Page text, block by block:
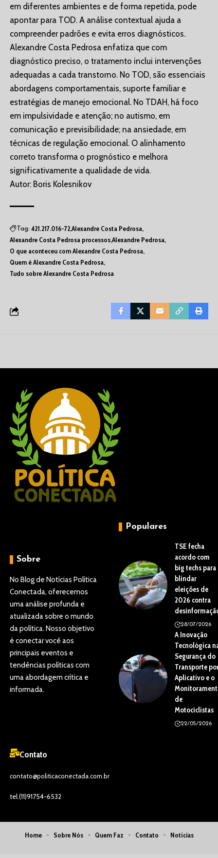
em diferentes ambientes e de forma repetida, pode
apontar para TOD. A análise contextual ajuda a
compreender padrões e evita erros diagnósticos.
Alexandre Costa Pedrosa enfatiza que com
diagnóstico preciso, o tratamento inclui intervenções
adequadas a cada transtorno. No TOD, são essenciais
abordagens comportamentais, suporte familiar e
estratégias de manejo emocional. No TDAH, há foco
em impulsividade e atenção; no autismo, em
comunicação e previsibilidade; na ansiedade, em
técnicas de regulação emocional. O alinhamento
correto transforma o prognóstico e melhora
significativamente a qualidade de vida.
Autor: Boris Kolesnikov
Tag: 421.217.016-72Alexandre Costa Pedrosa
Alexandre Costa Pedrosa processosAlexandre Pedrosa
O que aconteceu com Alexandre Costa Pedrosa
Quem é Alexandre Costa Pedrosa
Tudo sobre Alexandre Costa Pedrosa
Sobre
No Blog de Notícias Política
Conectada, oferecemos
uma análise profunda e
atualizada sobre o mundo
da política. Nosso objetivo
é conectar você aos
principais eventos e
tendências políticas com
uma abordagem crítica e
informada.
Populares
TSE fecha
acordo com
big techs para
blindar
eleições de
2026 contra
28/07/2026
A Inovação
Tecnológica
Segurança do
Transporte
Aplicativo e o
de
Motociclistas
22/05/2026
Contato
contato@politicaconectada.com.br
tel.(11)91754-6532
Home Sobre Nós Quem Faz Contato Notícias